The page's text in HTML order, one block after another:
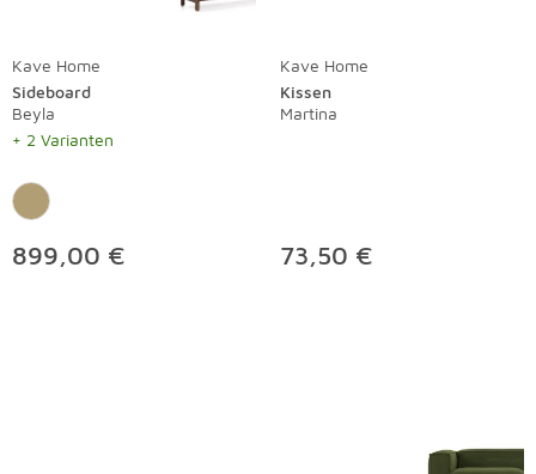
Kave Home
Sideboard
Beyla
+ 2 Varianten
899,00 €
Kave Home
Kissen
Martina
73,50 €